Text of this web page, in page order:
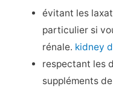
évitant les
particulier si
rénale. kidney
respectant les
suppléments